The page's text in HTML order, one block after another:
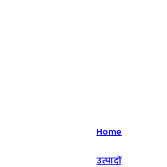
Home
उत्पादों